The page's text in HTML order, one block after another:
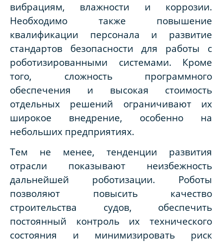
вибрациям, влажности и коррозии.
Необходимо также повышение
квалификации персонала и развитие
стандартов безопасности для работы с
роботизированными системами. Кроме
того, сложность программного
обеспечения и высокая стоимость
отдельных решений ограничивают их
широкое внедрение, особенно на
небольших предприятиях.
Тем не менее, тенденции развития
отрасли показывают неизбежность
дальнейшей роботизации. Роботы
позволяют повысить качество
строительства судов, обеспечить
постоянный контроль их технического
состояния и минимизировать риск